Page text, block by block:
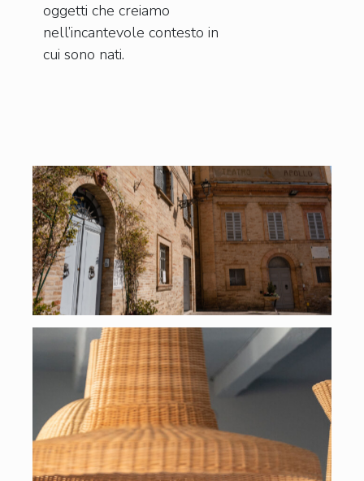
oggetti che creiamo
nell’incantevole contesto in
cui sono nati.